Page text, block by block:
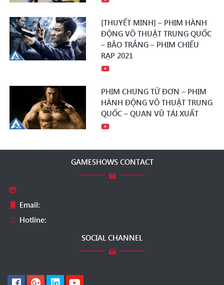
[THUYẾT MINH] – PHIM HÀNH
ĐỘNG VÕ THUẬT TRUNG QUỐC
– BÃO TRẮNG – PHIM CHIẾU
RẠP 2021
PHIM CHUNG TỬ ĐƠN – PHIM
HÀNH ĐỘNG VÕ THUẬT TRUNG
QUỐC – QUAN VŨ TÁI XUẤT
GAMESHOWS CONTACT
Email:
Hotline:
SOCIAL CHANNEL